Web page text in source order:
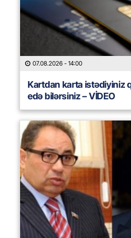
07.08.2026 - 14:00
Kartdan karta istədiyiniz
edə bilərsiniz – VİDEO